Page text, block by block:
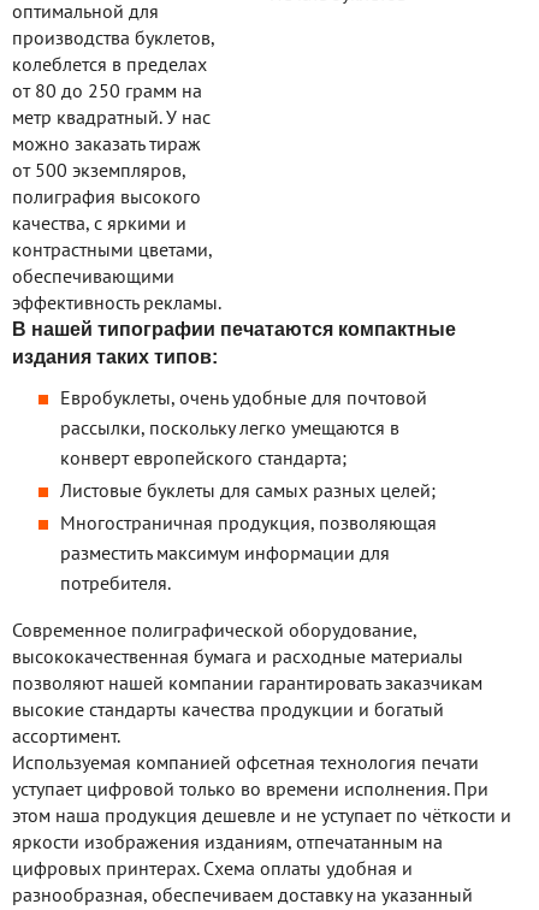
оптимальной для
производства буклетов,
колеблется в пределах
от 80 до 250 грамм на
метр квадратный. У нас
можно заказать тираж
от 500 экземпляров,
полиграфия высокого
качества, с яркими и
контрастными цветами,
обеспечивающими
эффективность рекламы.
В нашей типографии печатаются компактные
издания таких типов:
Евробуклеты, очень удобные для почтовой
рассылки, поскольку легко умещаются в
конверт европейского стандарта;
Листовые буклеты для самых разных целей;
Многостраничная продукция, позволяющая
разместить максимум информации для
потребителя.
Современное полиграфической оборудование,
высококачественная бумага и расходные материалы
позволяют нашей компании гарантировать заказчикам
высокие стандарты качества продукции и богатый
ассортимент.
Используемая компанией офсетная технология печати
уступает цифровой только во времени исполнения. При
этом наша продукция дешевле и не уступает по чёткости и
яркости изображения изданиям, отпечатанным на
цифровых принтерах. Схема оплаты удобная и
разнообразная, обеспечиваем доставку на указанный